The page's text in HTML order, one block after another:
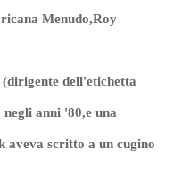
Menudo,Roy
dell'etichetta
anni '80,e una
aveva scritto a un cugino